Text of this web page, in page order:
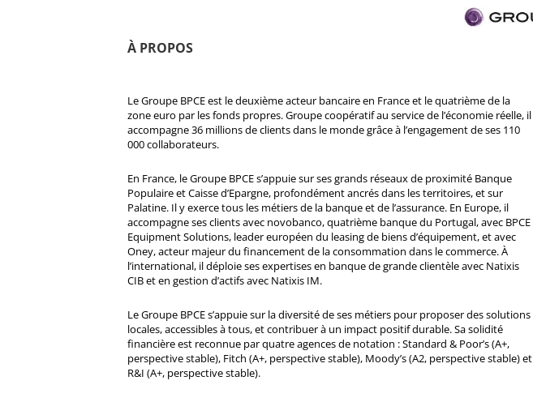
À PROPOS
Le Groupe BPCE est le deuxième acteur bancaire en France et le quatrième de la
zone euro par les fonds propres. Groupe coopératif au service de l’économie réelle, il
accompagne 36 millions de clients dans le monde grâce à l’engagement de ses 110
000 collaborateurs.
En France, le Groupe BPCE s’appuie sur ses grands réseaux de proximité Banque
Populaire et Caisse d’Epargne, profondément ancrés dans les territoires, et sur
Palatine. Il y exerce tous les métiers de la banque et de l’assurance. En Europe, il
accompagne ses clients avec novobanco, quatrième banque du Portugal, avec BPCE
Equipment Solutions, leader européen du leasing de biens d’équipement, et avec
Oney, acteur majeur du financement de la consommation dans le commerce. À
l’international, il déploie ses expertises en banque de grande clientèle avec Natixis
CIB et en gestion d’actifs avec Natixis IM.
Le Groupe BPCE s’appuie sur la diversité de ses métiers pour proposer des solutions
locales, accessibles à tous, et contribuer à un impact positif durable. Sa solidité
financière est reconnue par quatre agences de notation : Standard & Poor’s (A+,
perspective stable), Fitch (A+, perspective stable), Moody’s (A2, perspective stable) et
R&I (A+, perspective stable).